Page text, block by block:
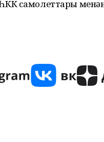
ҺКК самолеттары